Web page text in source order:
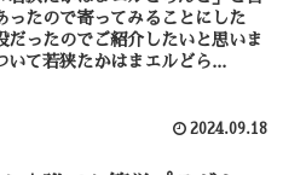
ったので寄ってみることにした
だったのでご紹介したいと思いま
いて若狭たかはまエルどら...
2024.09.18